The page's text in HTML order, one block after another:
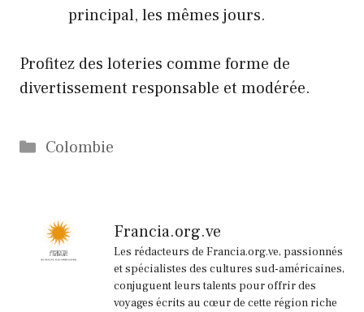
principal, les mêmes jours.
Profitez des loteries comme forme de
divertissement responsable et modérée.
Catégories
Colombie
Francia.org.ve
Les rédacteurs de Francia.org.ve, passionnés
et spécialistes des cultures sud-américaines,
conjuguent leurs talents pour offrir des
voyages écrits au cœur de cette région riche